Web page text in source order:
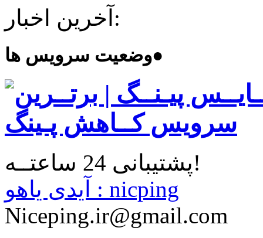
آخرین اخبار:
وضعیت سرویس ها●
پشتیبانی 24 ساعتــه!
آیدی یاهو : nicping
Niceping.ir@gmail.com